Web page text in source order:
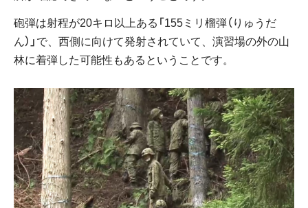
砲弾は射程が20キロ以上ある「155ミリ榴弾（りゅうだ
ん）」で、西側に向けて発射されていて、演習場の外の山
林に着弾した可能性もあるということです。